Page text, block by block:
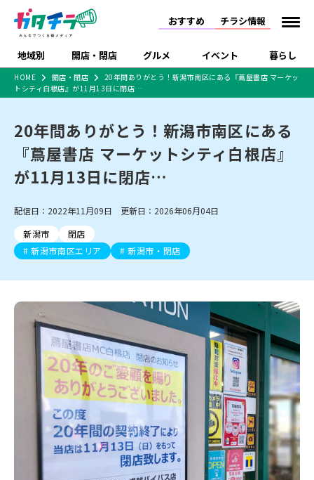
おすすめ チラシ情報
地域別 開店・閉店 グルメ イベント 暮らし
新潟市 下越
中越
佐渡
新潟市中央区 新潟市東区 新潟市西区
新潟市北区
新潟市南区
新潟市江南区 新潟市秋葉区
新潟市西蒲区
村上・関川
新発田・聖籠
胎内・粟島
三条・加茂・田上
五泉・阿賀野・阿賀
燕・弥彦
長岡・見附
小千谷・十日町・津南
魚沼・南魚沼・湯沢
柏崎・刈羽・出雲崎
上越・妙高・糸魚川
開店 閉店
リニューアル・移転 休業
新潟市・開店
新潟市・閉店
長岡市・開店
長岡市・閉店
ラーメン・開店
ラーメン・閉店
ラーメン 現地レポート
和食
スイーツ
ご当地グルメ 食べ歩き テイクアウト
季節・期間限定
カフェ
焼肉
パスタ
パン・ベーカリー
タレカツ・豚カツ
デカ盛り・大盛り
旨辛・激辛
定食・町定食 海鮮・鮨
そば・うどん
日本酒・新潟清酒
ワイン・クラフトビール
ケーキ・パフェ
ビアガーデン・暑気払い
忘新年会・歓送迎会
体験・販売 祭り・伝統行事
趣味・展示会
スポーツ
セミナー・講演会 子ども向け 花火大会
入場無料
住宅展示場
完成見学会 学生スポーツ アルビレックス
施設・ショップ
住宅メーカー・工務
店
食品メーカー・県産
習い事・塾 アパレル・雑貨
フィットネス・ジム
観光スポット
温泉・入浴 ホテル
リラクゼーション・整体
スキー場
リユース・買取
病院・クリニック
イオンモール
ラブラ万代・ラブラ2
ビルボードプレイスBP
新潟伊勢丹
ピア万代
リバーサイド千秋
パティオPATIO
特売セール インタビュー
特集・まとめ記事
セツコママ ランキング 新潟人
キャンペーン
開店まとめ
閉店まとめ
ラーメンまとめ
飲食店まとめ
食品スーパー・コンビ
ショッピングモール・
大型施設
ドラッグストア・ホーム
センター
ファッション 生活サービス
冠婚葬祭
習い事・塾 通販・EC
求人
官公庁・自治体
新潟市 チラシ
長岡・見附 チラシ
上越・妙高・糸魚川 チラシ
注目 チラシ
週末セール
火曜セール
オープン・リニューアルセール
周年祭・感謝祭セール
年末・初売りセール
HOME 開店・閉店
20年間ありがとう！新潟市南区にある『蔦屋書店 マーケッ
トシティ白根店』が11月13日に閉店…
20年間ありがとう！新潟市南区にある
『蔦屋書店 マーケットシティ白根店』
が11月13日に閉店…
配信日：2022年11月09日 更新日：2026年06月04日
新潟市
閉店
新潟市南区エリア
新潟市・閉店